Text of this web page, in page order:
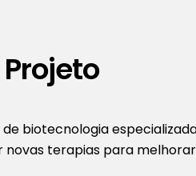
de biotecnologia
terapias para